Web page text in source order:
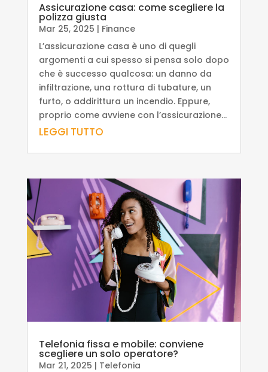
Assicurazione casa: come scegliere la
polizza giusta
Mar 25, 2025 | Finance
L’assicurazione casa è uno di quegli
argomenti a cui spesso si pensa solo dopo
che è successo qualcosa: un danno da
infiltrazione, una rottura di tubature, un
furto, o addirittura un incendio. Eppure,
proprio come avviene con l’assicurazione...
LEGGI TUTTO
Telefonia fissa e mobile: conviene
scegliere un solo operatore?
Mar 21, 2025 | Telefonia